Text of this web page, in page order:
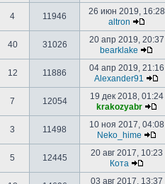
4 11946
26 июн 2019, 16:28
altron
40 31026
20 апр 2019, 20:37
bearklake
12 11886
04 апр 2019, 21:16
Alexander91
7 12054
19 дек 2018, 01:24
krakozyabr
3 11498
10 ноя 2017, 04:08
Neko_hime
5 12445
20 авг 2017, 10:23
Кота
03 авг 2017, 13:37